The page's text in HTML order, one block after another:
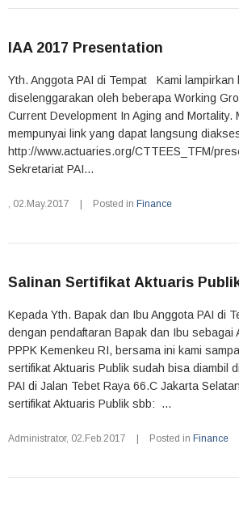
IAA 2017 Presentation
Yth. Anggota PAI di Tempat Kami lampirkan
diselenggarakan oleh beberapa Working
Current Development In Aging and Mortality.
mempunyai link yang dapat langsung
http://www.actuaries.org/CTTEES_TFM/
Sekretariat PAI...
, 02.May.2017 Posted in Finance
Salinan Sertifikat Aktuaris
Kepada Yth. Bapak dan Ibu Anggota PAI di
dengan pendaftaran Bapak dan Ibu sebagai
PPPK Kemenkeu RI, bersama ini kami
sertifikat Aktuaris Publik sudah bisa diambil
PAI di Jalan Tebet Raya 66.C Jakarta
sertifikat Aktuaris Publik sbb: ...
Administrator, 02.Feb.2017 Posted in Finance